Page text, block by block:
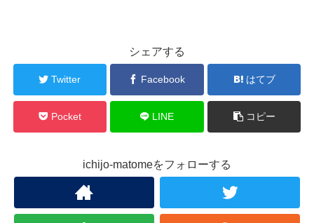
シェアする
Twitter Facebook はてブ
Pocket LINE コピー
ichijo-matomeをフォローする